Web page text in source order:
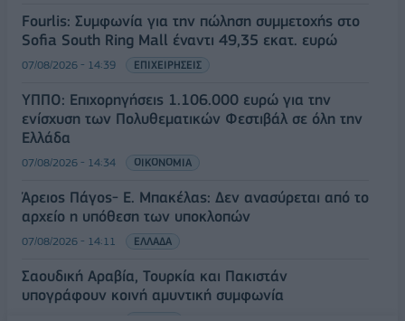
Fourlis: Συμφωνία για την πώληση συμμετοχής στο
Sofia South Ring Mall έναντι 49,35 εκατ. ευρώ
07/08/2026 - 14:39 ΕΠΙΧΕΙΡΗΣΕΙΣ
ΥΠΠΟ: Επιχορηγήσεις 1.106.000 ευρώ για την
ενίσχυση των Πολυθεματικών Φεστιβάλ σε όλη την
Ελλάδα
07/08/2026 - 14:34 ΟΙΚΟΝΟΜΙΑ
Άρειος Πάγος- Ε. Μπακέλας: Δεν ανασύρεται από το
αρχείο η υπόθεση των υποκλοπών
07/08/2026 - 14:11 ΕΛΛΑΔΑ
Σαουδική Αραβία, Τουρκία και Πακιστάν
υπογράφουν κοινή αμυντική συμφωνία